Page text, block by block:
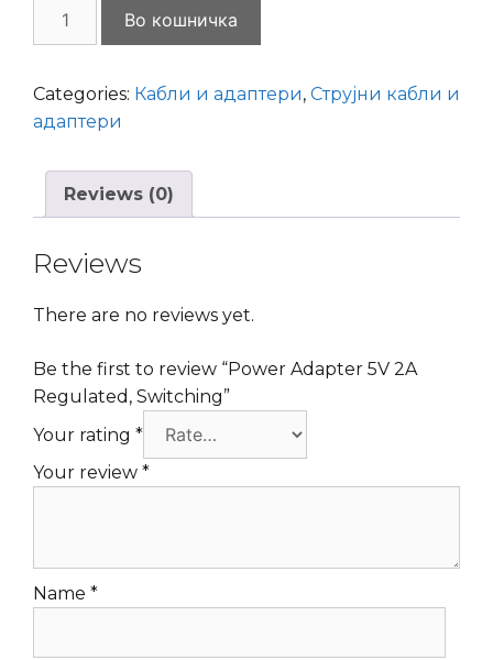
2A
Regulated,
quantity
Во кошничка
Categories: Кабли и адаптери, Струјни кабли и
адаптери
Reviews (0)
Reviews
There are no reviews yet.
Be the first to review “Power Adapter 5V 2A
Regulated, Switching”
Your rating *
Your review *
Name *